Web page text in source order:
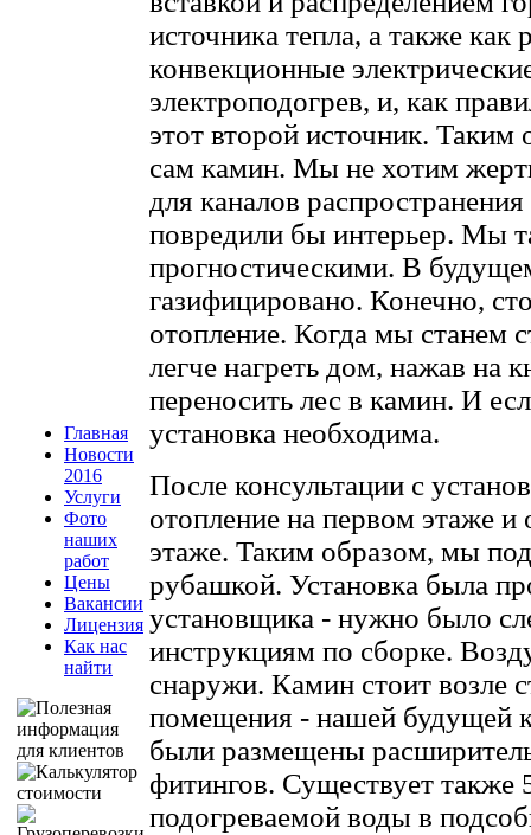
Главная
Новости
2016
Услуги
Фото
наших
работ
Цены
Вакансии
Лицензия
Как нас
найти
источника тепла, а также как
конвекционные
электроподогрев, и, как
этот второй источник.
сам камин. Мы не хотим
для каналов
повредили бы интерьер. Мы
прогностическими. В
газифицировано. Конечно,
отопление. Когда мы станем
легче нагреть дом, нажав на
переносить лес в камин. И
установка необходима.
После консультации с
отопление на первом этаже и
этаже. Таким образом, мы
рубашкой. Установка была
установщика - нужно было
инструкциям по сборке.
снаружи. Камин стоит возле
помещения - нашей будущей
были размещены
фитингов. Существует также
подогреваемой воды в